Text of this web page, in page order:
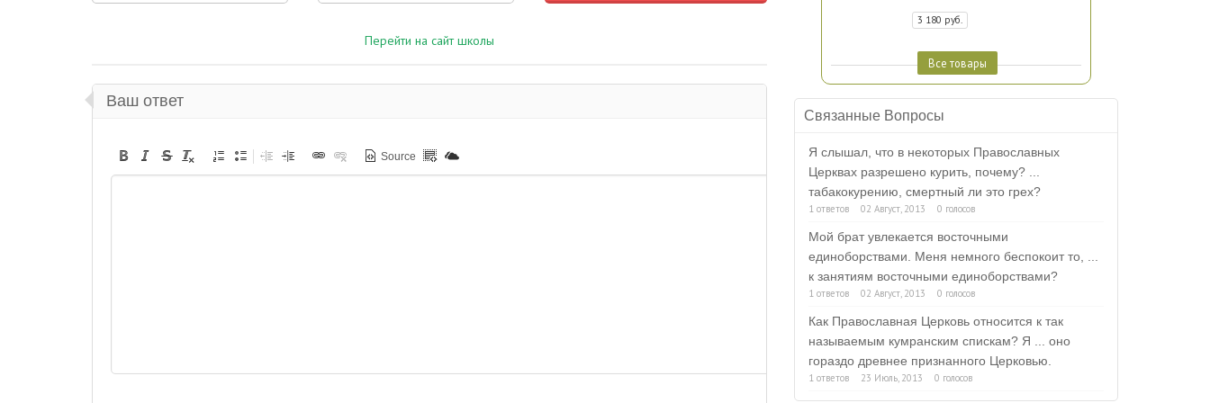
Перейти на сайт школы
Ваш ответ
Source
3 180 руб.
Все товары
Связанные Вопросы
Я слышал, что в некоторых Православных
Церквах разрешено курить, почему? ...
табакокурению, смертный ли это грех?
1 ответов 02 Август, 2013 0 голосов
Мой брат увлекается восточными
единоборствами. Меня немного беспокоит то, ...
к занятиям восточными единоборствами?
1 ответов 02 Август, 2013 0 голосов
Как Православная Церковь относится к так
называемым кумранским спискам? Я ... оно
гораздо древнее признанного Церковью.
1 ответов 23 Июль, 2013 0 голосов